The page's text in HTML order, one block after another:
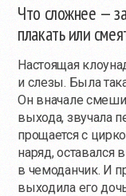
Что сложнее —
плакать или
Настоящая
и слезы. Была
Он вначале
выхода, звучала
прощается с
наряд, оставался
в чемоданчик. И
выходила его